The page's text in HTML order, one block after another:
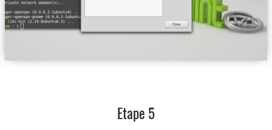
Etape 5